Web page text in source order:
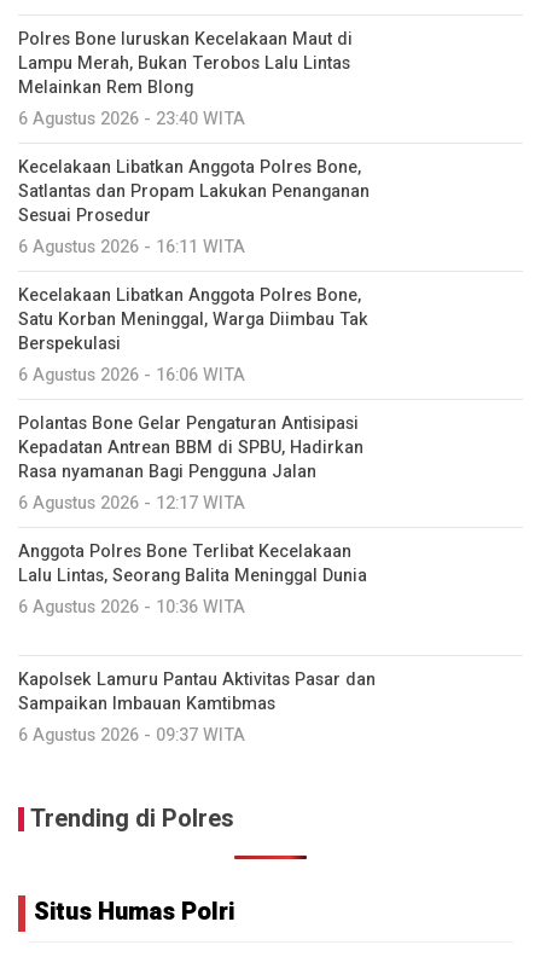
Polres Bone luruskan Kecelakaan Maut di
Lampu Merah, Bukan Terobos Lalu Lintas
Melainkan Rem Blong
6 Agustus 2026 - 23:40 WITA
Kecelakaan Libatkan Anggota Polres Bone,
Satlantas dan Propam Lakukan Penanganan
Sesuai Prosedur
6 Agustus 2026 - 16:11 WITA
Kecelakaan Libatkan Anggota Polres Bone,
Satu Korban Meninggal, Warga Diimbau Tak
Berspekulasi
6 Agustus 2026 - 16:06 WITA
Polantas Bone Gelar Pengaturan Antisipasi
Kepadatan Antrean BBM di SPBU, Hadirkan
Rasa nyamanan Bagi Pengguna Jalan
6 Agustus 2026 - 12:17 WITA
Anggota Polres Bone Terlibat Kecelakaan
Lalu Lintas, Seorang Balita Meninggal Dunia
6 Agustus 2026 - 10:36 WITA
Kapolsek Lamuru Pantau Aktivitas Pasar dan
Sampaikan Imbauan Kamtibmas
6 Agustus 2026 - 09:37 WITA
Trending di Polres
Situs Humas Polri